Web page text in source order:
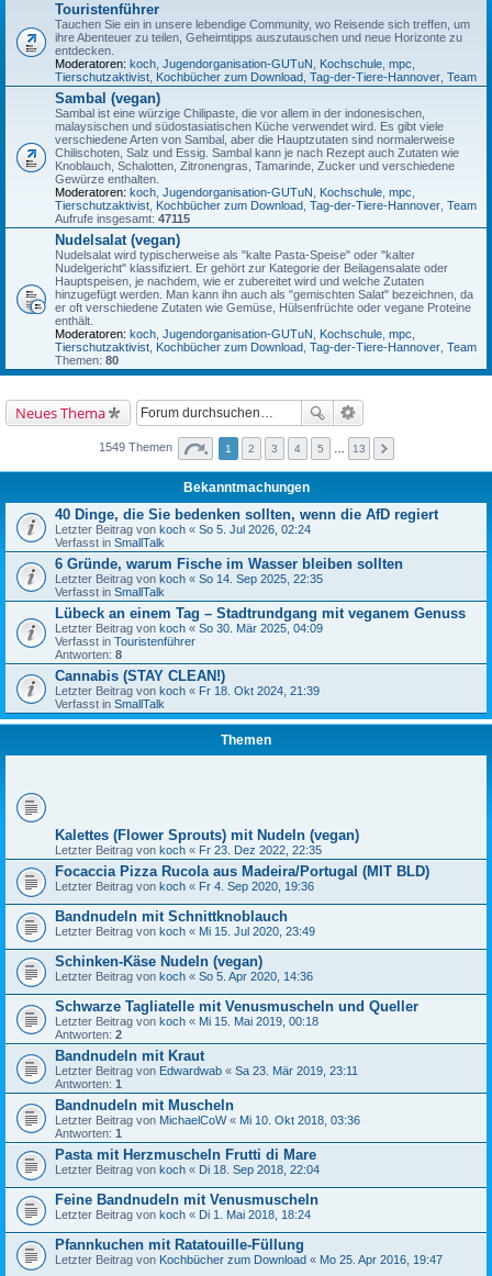
Touristenführer
Tauchen Sie ein in unsere lebendige Community, wo Reisende sich treffen, um
ihre Abenteuer zu teilen, Geheimtipps auszutauschen und neue Horizonte zu
entdecken.
Moderatoren: koch, Jugendorganisation-GUTuN, Kochschule, mpc,
Tierschutzaktivist, Kochbücher zum Download, Tag-der-Tiere-Hannover, Team
Sambal (vegan)
Sambal ist eine würzige Chilipaste, die vor allem in der indonesischen,
malaysischen und südostasiatischen Küche verwendet wird. Es gibt viele
verschiedene Arten von Sambal, aber die Hauptzutaten sind normalerweise
Chilischoten, Salz und Essig. Sambal kann je nach Rezept auch Zutaten wie
Knoblauch, Schalotten, Zitronengras, Tamarinde, Zucker und verschiedene
Gewürze enthalten.
Moderatoren: koch, Jugendorganisation-GUTuN, Kochschule, mpc,
Tierschutzaktivist, Kochbücher zum Download, Tag-der-Tiere-Hannover, Team
Aufrufe insgesamt: 47115
Nudelsalat (vegan)
Nudelsalat wird typischerweise als "kalte Pasta-Speise" oder "kalter
Nudelgericht" klassifiziert. Er gehört zur Kategorie der Beilagensalate oder
Hauptspeisen, je nachdem, wie er zubereitet wird und welche Zutaten
hinzugefügt werden. Man kann ihn auch als "gemischten Salat" bezeichnen, da
er oft verschiedene Zutaten wie Gemüse, Hülsenfrüchte oder vegane Proteine
enthält.
Moderatoren: koch, Jugendorganisation-GUTuN, Kochschule, mpc,
Tierschutzaktivist, Kochbücher zum Download, Tag-der-Tiere-Hannover, Team
Themen: 80
Neues Thema
1549 Themen 1 2 3 4 5 … 13
Bekanntmachungen
40 Dinge, die Sie bedenken sollten, wenn die AfD regiert
Letzter Beitrag von koch « So 5. Jul 2026, 02:24
Verfasst in SmallTalk
6 Gründe, warum Fische im Wasser bleiben sollten
Letzter Beitrag von koch « So 14. Sep 2025, 22:35
Verfasst in SmallTalk
Lübeck an einem Tag – Stadtrundgang mit veganem Genuss
Letzter Beitrag von koch « So 30. Mär 2025, 04:09
Verfasst in Touristenführer
Antworten: 8
Cannabis (STAY CLEAN!)
Letzter Beitrag von koch « Fr 18. Okt 2024, 21:39
Verfasst in SmallTalk
Themen
Kalettes (Flower Sprouts) mit Nudeln (vegan)
Letzter Beitrag von koch « Fr 23. Dez 2022, 22:35
Focaccia Pizza Rucola aus Madeira/Portugal (MIT BLD)
Letzter Beitrag von koch « Fr 4. Sep 2020, 19:36
Bandnudeln mit Schnittknoblauch
Letzter Beitrag von koch « Mi 15. Jul 2020, 23:49
Schinken-Käse Nudeln (vegan)
Letzter Beitrag von koch « So 5. Apr 2020, 14:36
Schwarze Tagliatelle mit Venusmuscheln und Queller
Letzter Beitrag von koch « Mi 15. Mai 2019, 00:18
Antworten: 2
Bandnudeln mit Kraut
Letzter Beitrag von Edwardwab « Sa 23. Mär 2019, 23:11
Antworten: 1
Bandnudeln mit Muscheln
Letzter Beitrag von MichaelCoW« Mi 10. Okt 2018, 03:36
Antworten: 1
Pasta mit Herzmuscheln Frutti di Mare
Letzter Beitrag von koch « Di 18. Sep 2018, 22:04
Feine Bandnudeln mit Venusmuscheln
Letzter Beitrag von koch « Di 1. Mai 2018, 18:24
Pfannkuchen mit Ratatouille-Füllung
Letzter Beitrag von Kochbücher zum Download « Mo 25. Apr 2016, 19:47